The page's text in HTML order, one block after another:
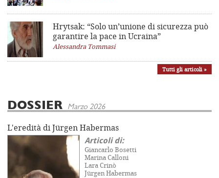
Hrytsak: “Solo un’unione di sicurezza può
garantire la pace in Ucraina”
Alessandra Tommasi
Tutti gli articoli »
DOSSIER Marzo 2026
L'eredità di Jürgen Habermas
Articoli di:
Giancarlo Bosetti
Marina Calloni
Lara Crinò
Jürgen Habermas